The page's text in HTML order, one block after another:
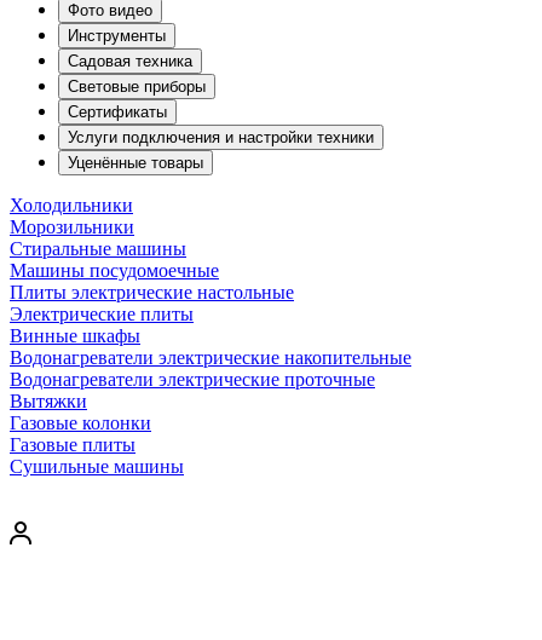
Фото видео
Инструменты
Садовая техника
Световые приборы
Сертификаты
Услуги подключения и настройки техники
Уценённые товары
Холодильники
Морозильники
Стиральные машины
Машины посудомоечные
Плиты электрические настольные
Электрические плиты
Винные шкафы
Водонагреватели электрические накопительные
Водонагреватели электрические проточные
Вытяжки
Газовые колонки
Газовые плиты
Сушильные машины